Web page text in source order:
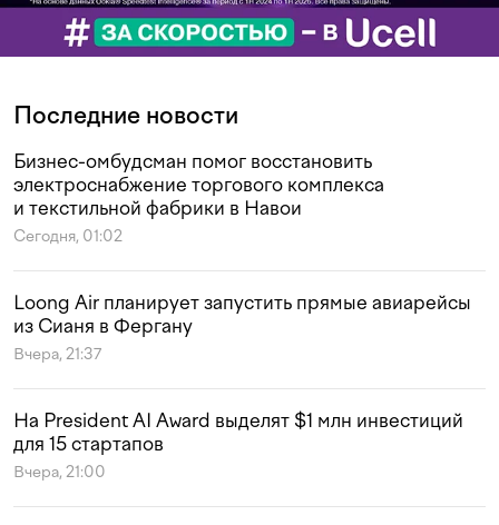
Последние новости
Бизнес-омбудсман помог восстановить
электроснабжение торгового комплекса
и текстильной фабрики в Навои
Сегодня, 01:02
Loong Air планирует запустить прямые авиарейсы
из Сианя в Фергану
Вчера, 21:37
На President AI Award выделят $1 млн инвестиций
для 15 стартапов
Вчера, 21:00